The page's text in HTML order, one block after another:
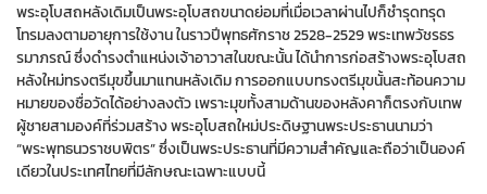
พระอุโบสถหลังเดิมเป็นพระอุโบสถขนาดย่อมที่เมื่อเวลาผ่านไปก็ชำรุดทรุด
โทรมลงตามอายุการใช้งาน ในราวปีพุทธศักราช 2528-2529 พระเทพวัชรธร
รมาภรณ์ ซึ่งดำรงตำแหน่งเจ้าอาวาสในขณะนั้น ได้นำการก่อสร้างพระอุโบสถ
หลังใหม่ทรงตรีมุขขึ้นมาแทนหลังเดิม การออกแบบทรงตรีมุขนั้นสะท้อนความ
หมายของชื่อวัดได้อย่างลงตัว เพราะมุขทั้งสามด้านของหลังคาก็ตรงกับเทพ
ผู้ชายสามองค์ที่ร่วมสร้าง พระอุโบสถใหม่ประดิษฐานพระประธานนามว่า
“พระพุทธนวราชบพิตร” ซึ่งเป็นพระประธานที่มีความสำคัญและถือว่าเป็นองค์
เดียวในประเทศไทยที่มีลักษณะเฉพาะแบบนี้